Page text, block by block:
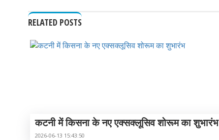
RELATED POSTS
कटनी में किसना के नए एक्सक्लूसिव शोरूम का शुभारंभ
2026-06-13 15:43:50